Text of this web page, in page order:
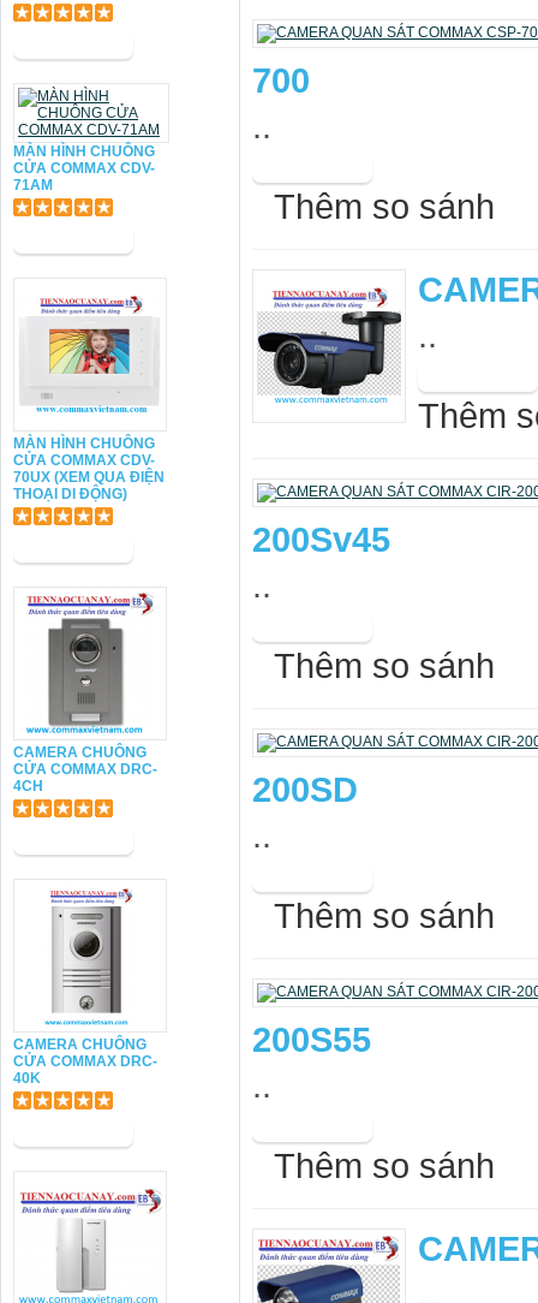
MÀN HÌNH CHUÔNG
CỬA COMMAX CDV-
71AM
MÀN HÌNH CHUÔNG
CỬA COMMAX CDV-
70UX (XEM QUA ĐIỆN
THOẠI DI ĐỘNG)
CAMERA CHUÔNG
CỬA COMMAX DRC-
4CH
CAMERA CHUÔNG
CỬA COMMAX DRC-
40K
700
..
Thêm so sánh
..
Thêm
200Sv45
..
Thêm so sánh
200SD
..
Thêm so sánh
200S55
..
Thêm so sánh
..